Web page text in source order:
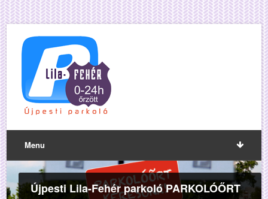
Menu
Újpesti Lila-Fehér parkoló PARKOLÓŐRT